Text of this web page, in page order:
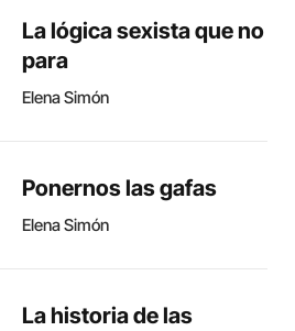
La lógica sexista que no
para
Elena Simón
Ponernos las gafas
Elena Simón
La historia de las